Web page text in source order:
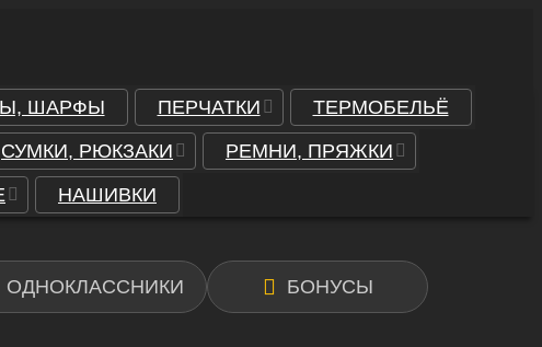
ШАРФЫ ПЕРЧАТКИ
ТЕРМОБЕЛЬЁ
СУМКИ, РЮКЗАКИ
РЕМНИ, ПРЯЖКИ
НАШИВКИ
ОДНОКЛАССНИКИ БОНУСЫ